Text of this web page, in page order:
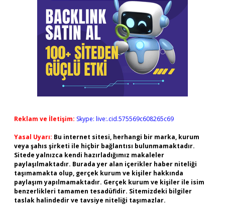
Reklam ve İletişim: Skype: live:.cid.575569c608265c69
Yasal Uyarı: Bu internet sitesi, herhangi bir marka, kurum
veya şahıs şirketi ile hiçbir bağlantısı bulunmamaktadır.
Sitede yalnızca kendi hazırladığımız makaleler
paylaşılmaktadır. Burada yer alan içerikler haber niteliği
taşımamakta olup, gerçek kurum ve kişiler hakkında
paylaşım yapılmamaktadır. Gerçek kurum ve kişiler ile isim
benzerlikleri tamamen tesadüfidir. Sitemizdeki bilgiler
taslak halindedir ve tavsiye niteliği taşımazlar.